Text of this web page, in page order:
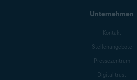
Unternehmen
Kontakt
Stellenangebote
Pressezentrum
Digital trust